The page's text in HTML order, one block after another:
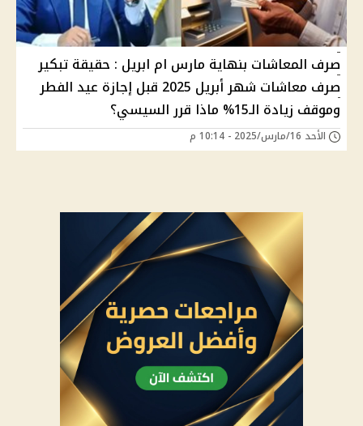
صرف المعاشات بنهاية مارس ام ابريل : حقيقة تبكير
صرف معاشات شهر أبريل 2025 قبل إجازة عيد الفطر
وموقف زيادة الـ15% ماذا قرر السيسي؟
الأحد 16/مارس/2025 - 10:14 م